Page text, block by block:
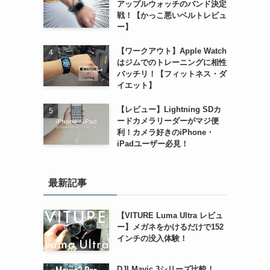
アップルウォッチのバンド決定
戦！【かっこ悪いベルトレビュ
ー】
【ワークアウト】Apple Watch
はジムでのトレーニングに相性
バッチリ！【フィットネス・ダ
イエット】
【レビュー】Lightning SDカ
ードカメラリーダーがマジ便
利！カメラ好きのiPhone・
iPadユーザー必見！
最新記事
【VITURE Luma Ultra レビュ
ー】メガネをかけるだけで152
インチの没入体験！